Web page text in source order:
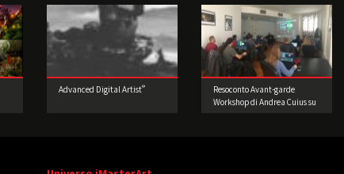
Advanced Digital Artist®
Resoconto Avant-garde
Workshop di Andrea Cuius su